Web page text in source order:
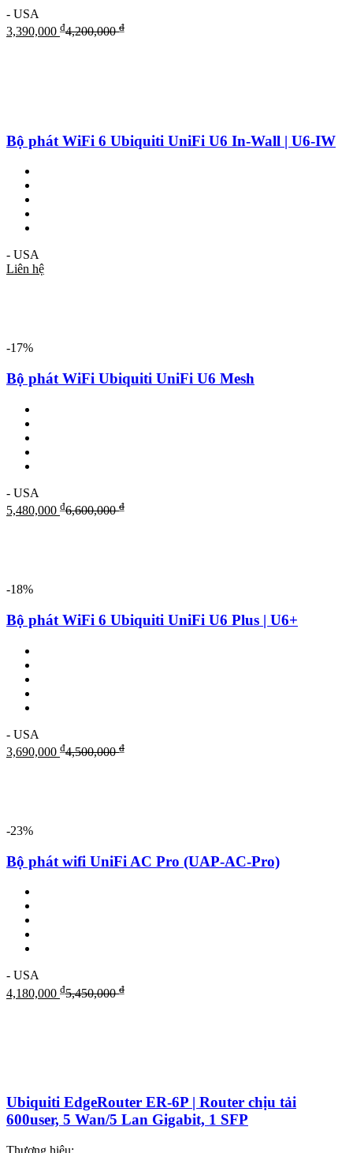
- USA
3,390,000 ₫4,200,000₫
Bộ phát WiFi 6 Ubiquiti UniFi U6 In-Wall | U6-IW
- USA
Liên hệ
-17%
Bộ phát WiFi Ubiquiti UniFi U6 Mesh
- USA
5,480,000 ₫6,600,000₫
-18%
Bộ phát WiFi 6 Ubiquiti UniFi U6 Plus | U6+
- USA
3,690,000 ₫4,500,000₫
-23%
Bộ phát wifi UniFi AC Pro (UAP-AC-Pro)
- USA
4,180,000 ₫5,450,000₫
Ubiquiti EdgeRouter ER-6P | Router chịu tải
600user, 5 Wan/5 Lan Gigabit, 1 SFP
Thương hiệu: